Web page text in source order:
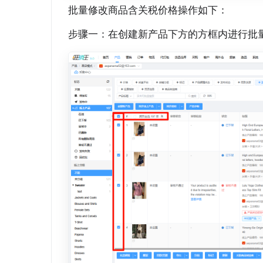
批量修改商品含关税价格操作如下：
步骤一：在创建新产品下方的方框内进行批